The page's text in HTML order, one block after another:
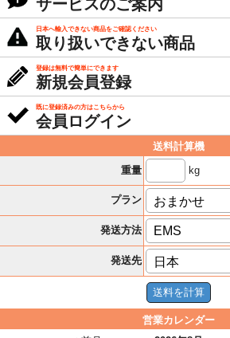
サービスのご案内
日本へ輸入できない商品をご確認ください
取り扱いできない商品
登録は無料で簡単にできます
新規会員登録
既に登録済みの方はこちらから
会員ログイン
送料計算機
重量
kg
プラン
発送方法
発送先
営業カレンダー